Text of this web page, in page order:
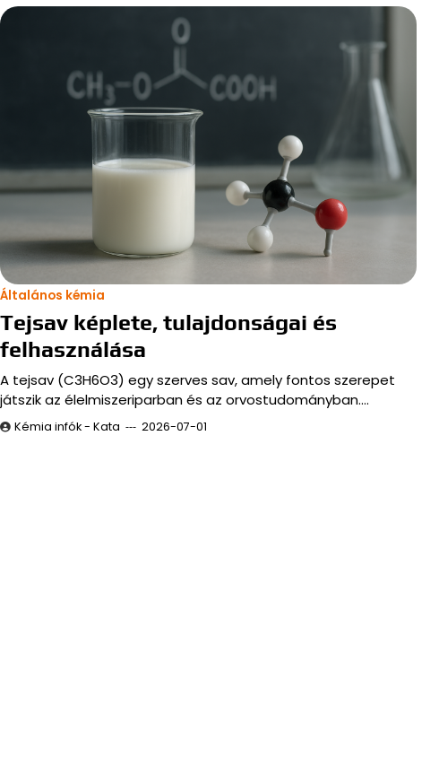
Általános kémia
Tejsav képlete, tulajdonságai és
felhasználása
A tejsav (C3H6O3) egy szerves sav, amely fontos szerepet
játszik az élelmiszeriparban és az orvostudományban.…
Kémia infók - Kata 2026-07-01